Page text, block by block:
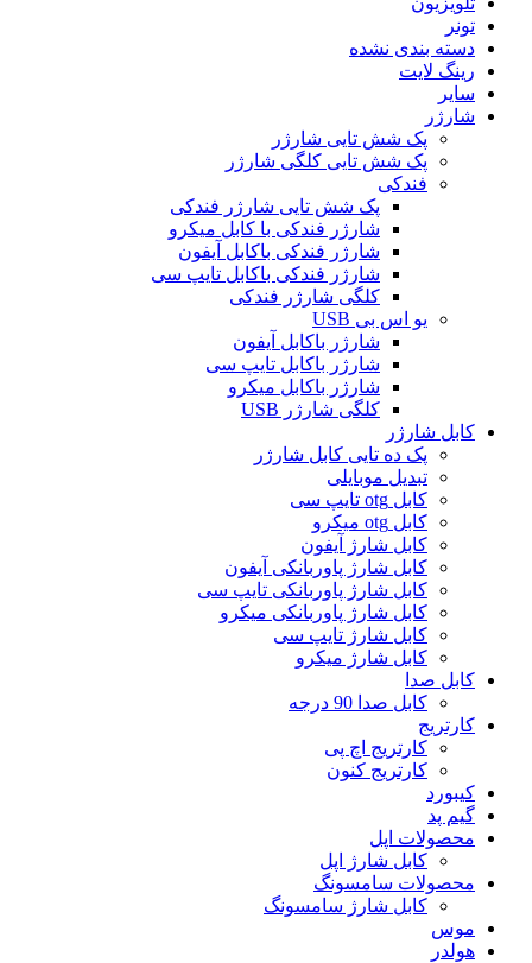
تونر
دسته بندی نشده
رینگ لایت
سایر
شارژر
پک شش تایی شارژر
پک شش تایی کلگی شارژر
فندکی
پک شش تایی شارژر فندکی
شارژر فندکی با کابل میکرو
شارژر فندکی باکابل آیفون
شارژر فندکی باکابل تایپ سی
کلگی شارژر فندکی
یو اس بی USB
شارژر باکابل آیفون
شارژر باکابل تایپ سی
شارژر باکابل میکرو
کلگی شارژر USB
کابل شارژر
پک ده تایی کابل شارژر
تبدیل موبایلی
کابل otg تایپ سی
کابل otg میکرو
کابل شارژ آیفون
کابل شارژ پاوربانکی آیفون
کابل شارژ پاوربانکی تایپ سی
کابل شارژ پاوربانکی میکرو
کابل شارژ تایپ سی
کابل شارژ میکرو
کابل صدا
کابل صدا 90 درجه
کارتریج
کارتریج اچ پی
کارتریج کنون
کیبورد
گیم پد
محصولات اپل
کابل شارژ اپل
محصولات سامسونگ
کابل شارژ سامسونگ
موس
هولدر